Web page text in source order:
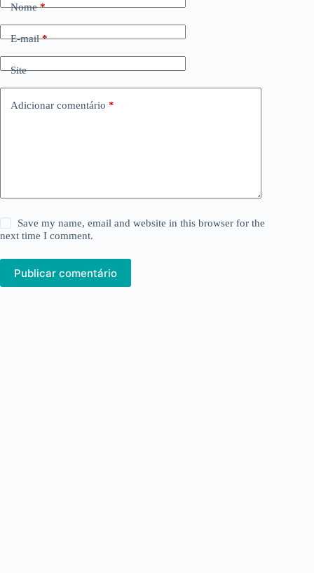
Nome*
E-mail*
Site
Adicionar comentário *
Save my name, email and website in this browser for the
next time I comment.
Publicar comentário